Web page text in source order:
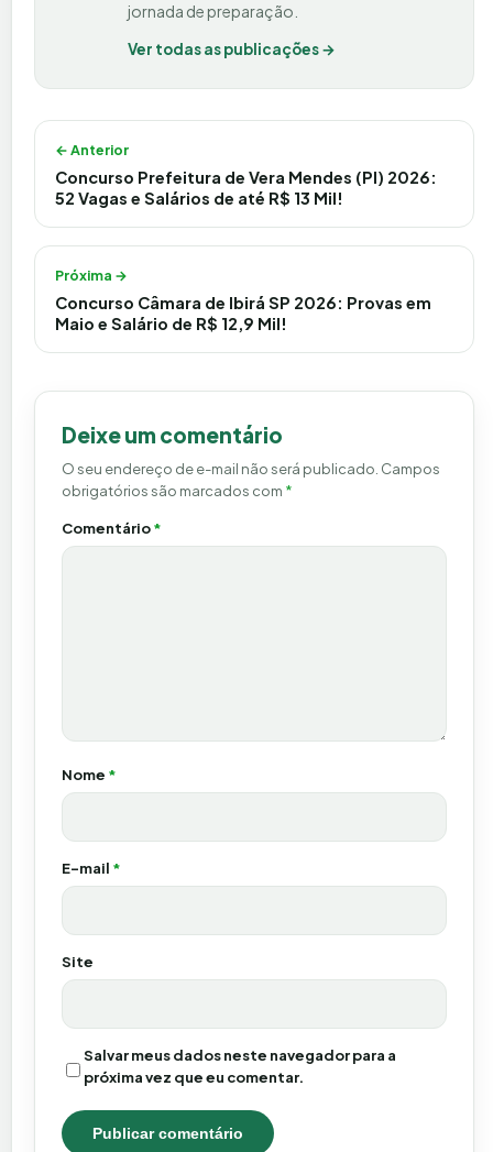
jornada de preparação.
Ver todas as publicações →
Navegação de Post
← Anterior
Concurso Prefeitura de Vera Mendes (PI) 2026:
52 Vagas e Salários de até R$ 13 Mil!
Próxima →
Concurso Câmara de Ibirá SP 2026: Provas em
Maio e Salário de R$ 12,9 Mil!
Deixe um comentário
O seu endereço de e-mail não será publicado. Campos
obrigatórios são marcados com *
Comentário*
Nome *
E-mail *
Site
Salvar meus dados neste navegador para a
próxima vez que eu comentar.